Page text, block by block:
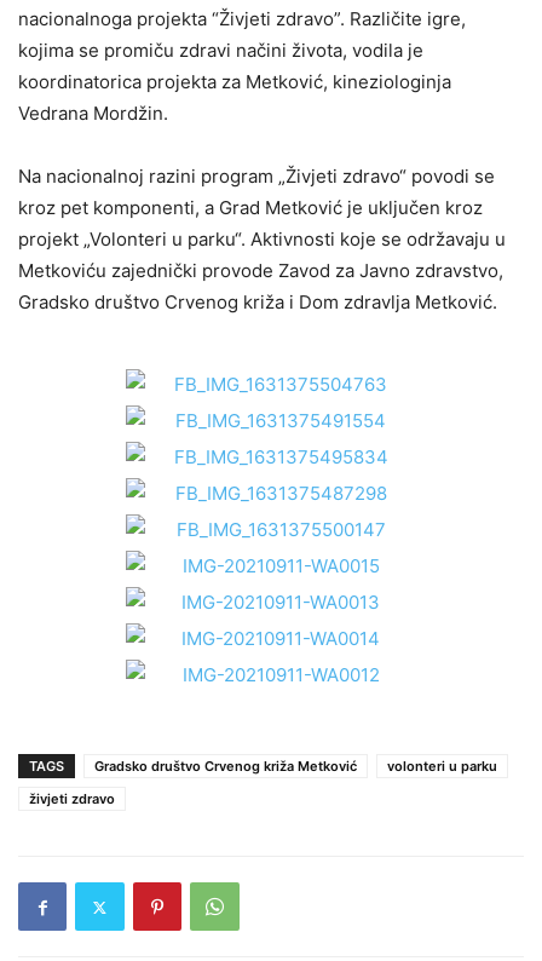
nacionalnoga projekta “Živjeti zdravo”. Različite igre,
kojima se promiču zdravi načini života, vodila je
koordinatorica projekta za Metković, kineziologinja
Vedrana Mordžin.
Na nacionalnoj razini program „Živjeti zdravo“ povodi se
kroz pet komponenti, a Grad Metković je uključen kroz
projekt „Volonteri u parku“. Aktivnosti koje se održavaju u
Metkoviću zajednički provode Zavod za Javno zdravstvo,
Gradsko društvo Crvenog križa i Dom zdravlja Metković.
TAGS Gradsko društvo Crvenog križa Metković
volonteri u parku
živjeti zdravo